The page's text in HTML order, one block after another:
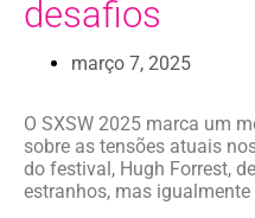
desafios
março 7, 2025
O SXSW 2025 marca um
sobre as tensões atuais
do festival, Hugh Forrest,
estranhos, mas igualmente